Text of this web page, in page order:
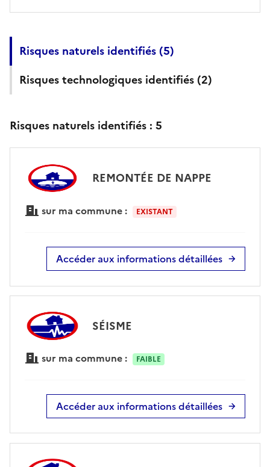
Risques naturels identifiés (5)
Risques technologiques identifiés (2)
Risques naturels identifiés : 5
REMONTÉE DE NAPPE
sur ma commune : EXISTANT
Accéder aux informations détaillées
SÉISME
sur ma commune : FAIBLE
Accéder aux informations détaillées